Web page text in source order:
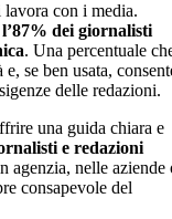
con i media.
l’87% dei giornalisti
. Una percentuale
se ben usata,
delle redazioni.
una guida chiara e
e redazioni
agenzia, nelle aziende
consapevole del